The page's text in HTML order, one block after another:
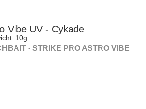
Vibe UV - Cykade
10g
- STRIKE PRO ASTRO VIBE